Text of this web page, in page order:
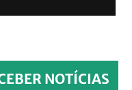
do autor é de R$
NOTÍCIAS